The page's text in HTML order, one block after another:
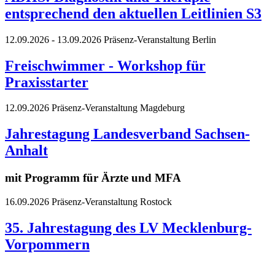
entsprechend den aktuellen Leitlinien S3
12.09.2026 - 13.09.2026 Präsenz-Veranstaltung Berlin
Freischwimmer - Workshop für
Praxisstarter
12.09.2026 Präsenz-Veranstaltung Magdeburg
Jahrestagung Landesverband Sachsen-
Anhalt
mit Programm für Ärzte und MFA
16.09.2026 Präsenz-Veranstaltung Rostock
35. Jahrestagung des LV Mecklenburg-
Vorpommern